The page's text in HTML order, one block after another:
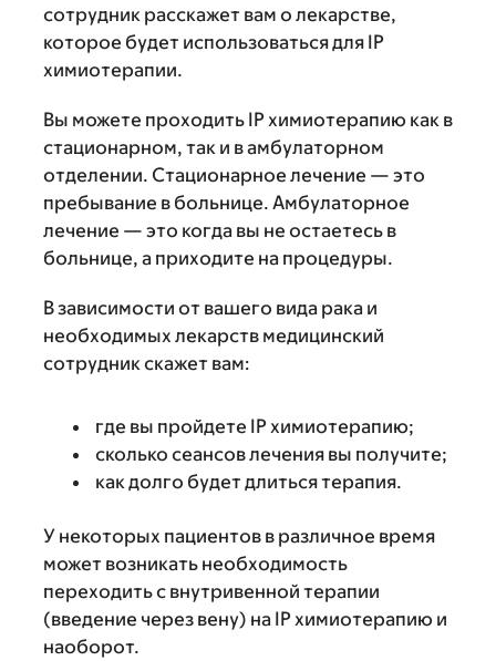
сотрудник расскажет вам о лекарстве,
которое будет использоваться для IP
химиотерапии.
Вы можете проходить IP химиотерапию как в
стационарном, так и в амбулаторном
отделении. Стационарное лечение — это
пребывание в больнице. Амбулаторное
лечение — это когда вы не остаетесь в
больнице, а приходите на процедуры.
В зависимости от вашего вида рака и
необходимых лекарств медицинский
сотрудник скажет вам:
где вы пройдете IP химиотерапию;
сколько сеансов лечения вы получите;
как долго будет длиться терапия.
У некоторых пациентов в различное время
может возникать необходимость
переходить с внутривенной терапии
(введение через вену) на IP химиотерапию и
наоборот.